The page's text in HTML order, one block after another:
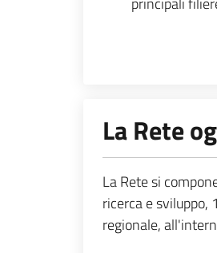
La Rete
La Rete si
ricerca e
regionale,